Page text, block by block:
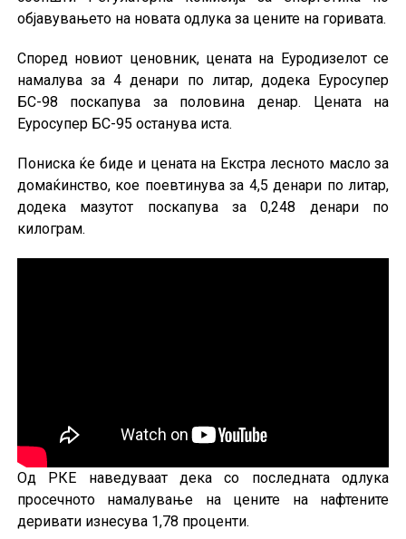
објавувањето на новата одлука за цените на горивата.
Според новиот ценовник, цената на Еуродизелот се
намалува за 4 денари по литар, додека Еуросупер
БС-98 поскапува за половина денар. Цената на
Еуросупер БС-95 останува иста.
Пониска ќе биде и цената на Екстра лесното масло за
домаќинство, кое поевтинува за 4,5 денари по литар,
додека мазутот поскапува за 0,248 денари по
килограм.
Од РКЕ наведуваат дека со последната одлука
просечното намалување на цените на нафтените
деривати изнесува 1,78 проценти.